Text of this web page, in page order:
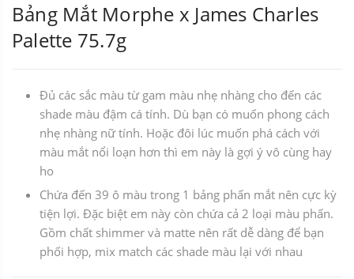
Bảng Mắt Morphe x James Charles
Palette 75.7g
Đủ các sắc màu từ gam màu nhẹ nhàng cho đến các
shade màu đậm cá tính. Dù bạn có muốn phong cách
nhẹ nhàng nữ tính. Hoặc đôi lúc muốn phá cách với
màu mắt nổi loạn hơn thì em này là gợi ý vô cùng hay
ho
Chứa đến 39 ô màu trong 1 bảng phấn mắt nên cực kỳ
tiện lợi. Đặc biệt em này còn chứa cả 2 loại màu phấn.
Gồm chất shimmer và matte nên rất dễ dàng để bạn
phối hợp, mix match các shade màu lại với nhau